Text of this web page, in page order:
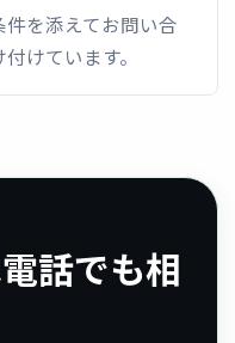
を添えてお問い合
けています。
話でも相